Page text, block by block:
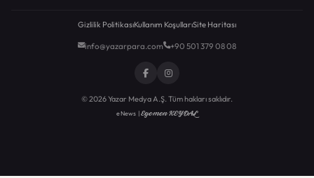
Gizlilik PolitikasıKullanım KoşullarıSite Haritası
info@yazarpara.com +90 501 379 08 08
© 2026 Yazar Medya A.Ş. Tüm hakları saklıdır.
eNews |Egemen KEYDAL